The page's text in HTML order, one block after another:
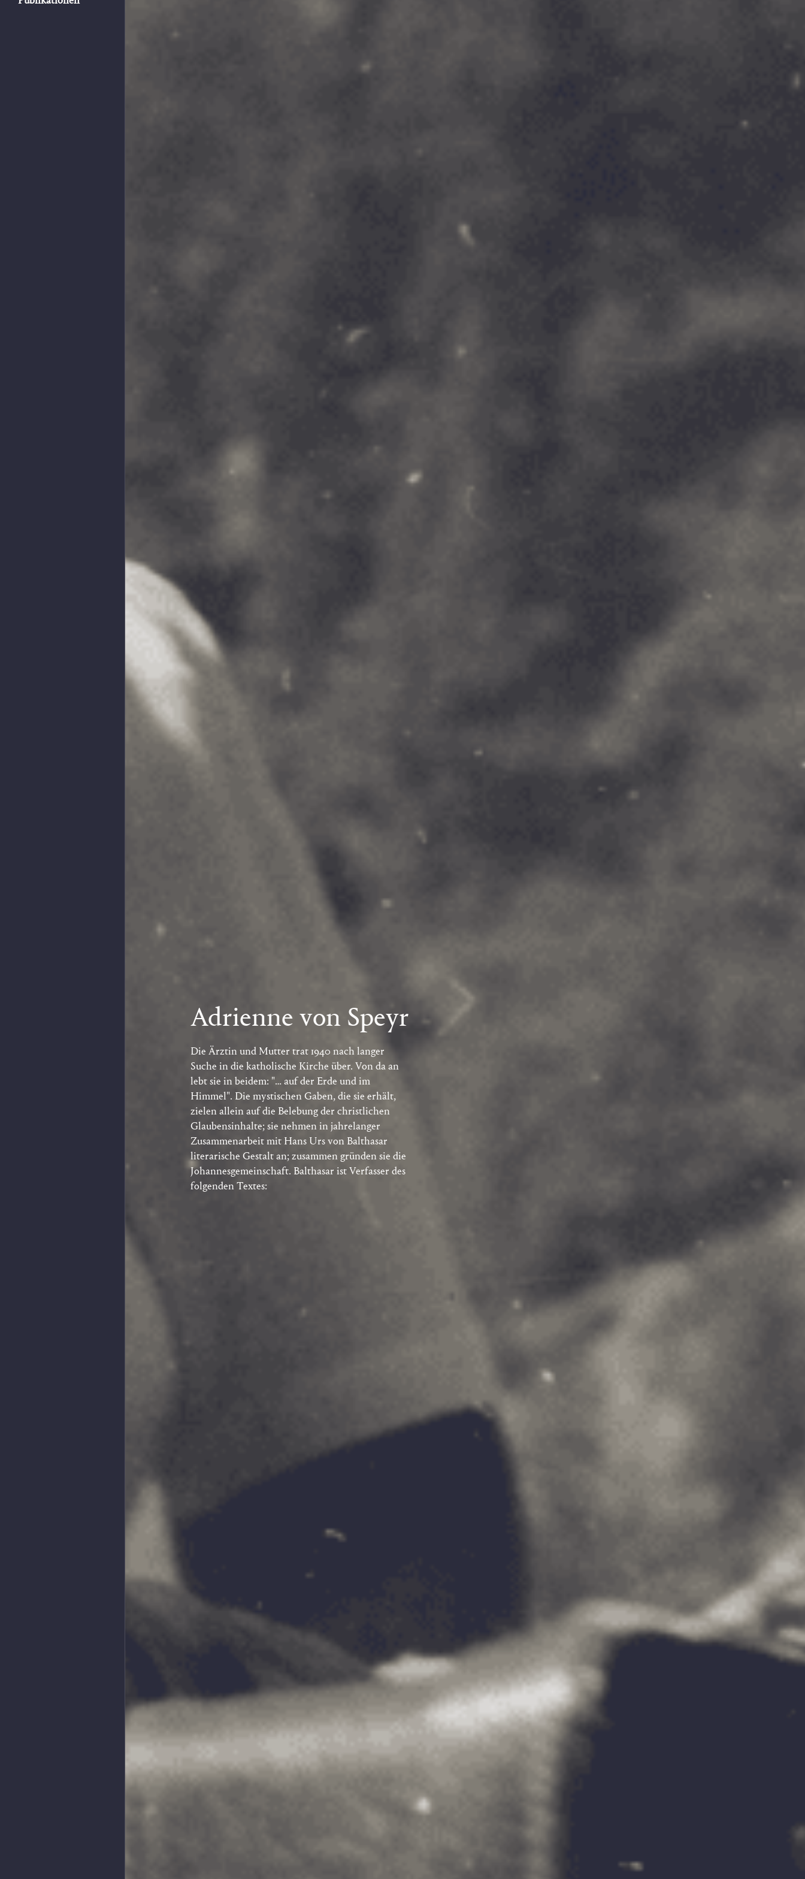
Adrienne von Speyr
Die Ärztin und Mutter trat 1940 nach langer
Suche in die katholische Kirche über. Von da an
lebt sie in beidem: "… auf der Erde und im
Himmel". Die mystischen Gaben, die sie erhält,
zielen allein auf die Belebung der christlichen
Glaubensinhalte; sie nehmen in jahrelanger
Zusammenarbeit mit Hans Urs von Balthasar
literarische Gestalt an; zusammen gründen sie die
Johannesgemeinschaft. Balthasar ist Verfasser des
folgenden Textes: